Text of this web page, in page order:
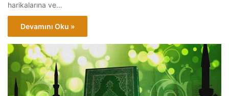
harikalarına ve…
Devamını Oku »